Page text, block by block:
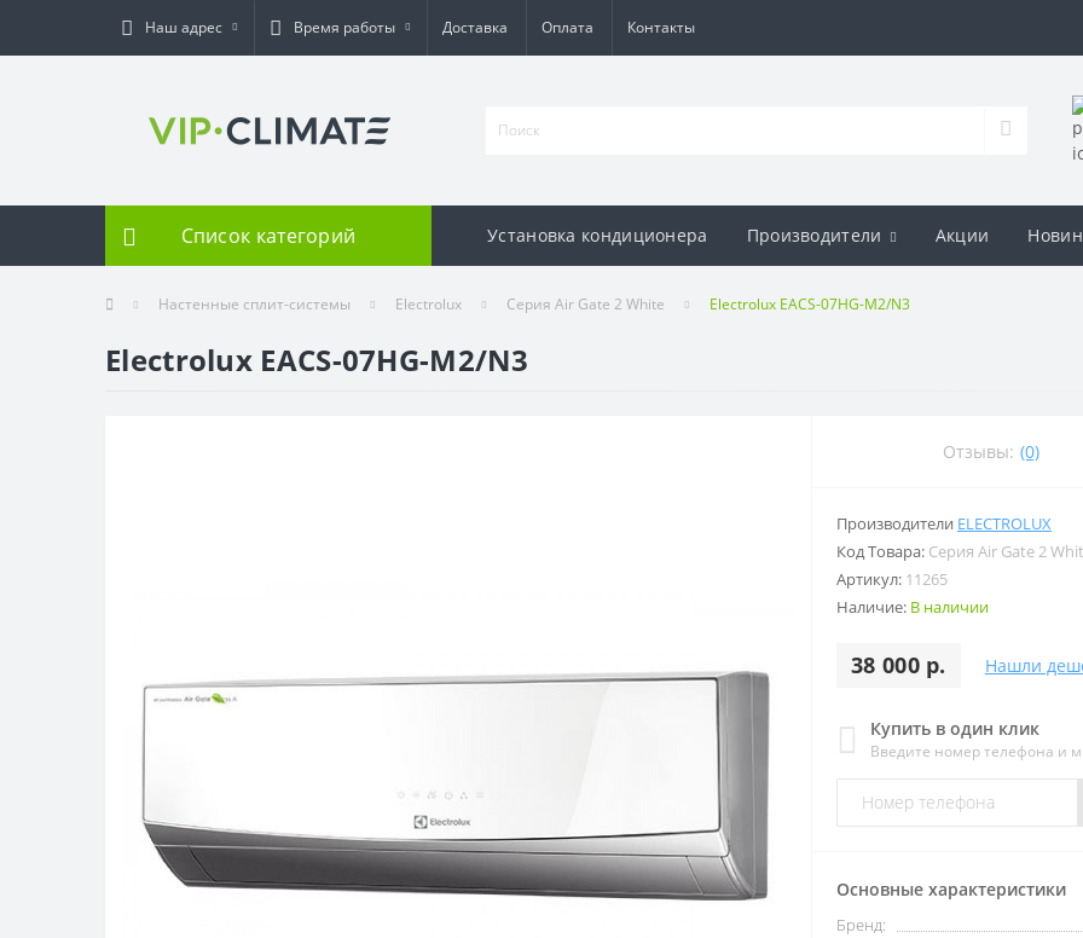
Наш адрес Время работы Доставка Оплата Контакты
Список категорий Установка кондиционера Производители Акции
Настенные сплит-системы Electrolux Серия Air Gate 2 White Electrolux EACS-07HG-M2/N3
Electrolux EACS-07HG-M2/N3
Отзывы: (0)
Производители ELECTROLUX
Код Товара: Серия Air Gate 2
Артикул: 11265
Наличие: В наличии
38 000 р. Нашли
Купить в один клик
Введите номер телефона и
Основные характеристики
Бренд: